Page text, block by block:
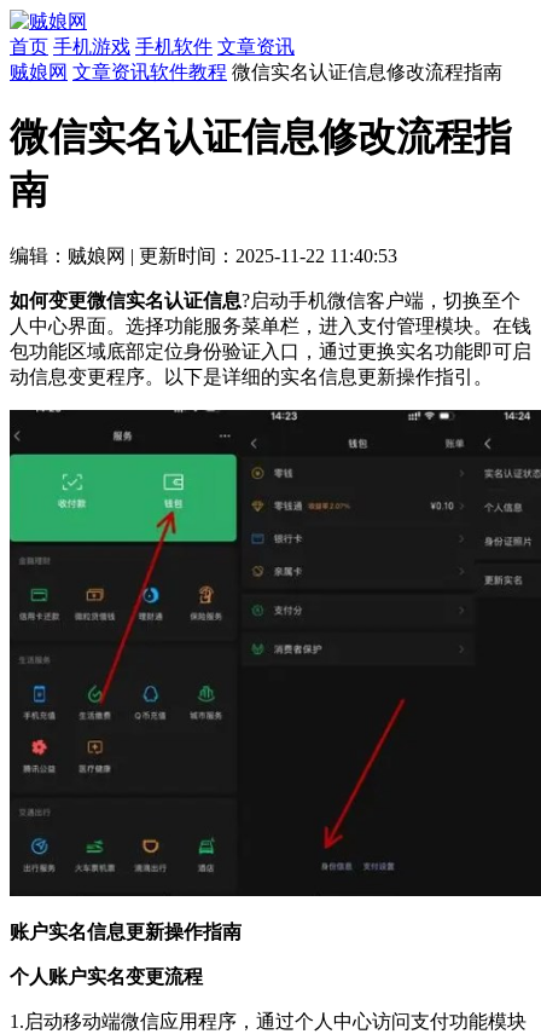
首页 手机游戏 手机软件 文章资讯
贼娘网 文章资讯软件教程 微信实名认证信息修改流程指南
微信实名认证信息修改流程指
南
编辑：贼娘网 | 更新时间：2025-11-22 11:40:53
如何变更微信实名认证信息?启动手机微信客户端，切换至个
人中心界面。选择功能服务菜单栏，进入支付管理模块。在钱
包功能区域底部定位身份验证入口，通过更换实名功能即可启
动信息变更程序。以下是详细的实名信息更新操作指引。
账户实名信息更新操作指南
个人账户实名变更流程
1.启动移动端微信应用程序，通过个人中心访问支付功能模块